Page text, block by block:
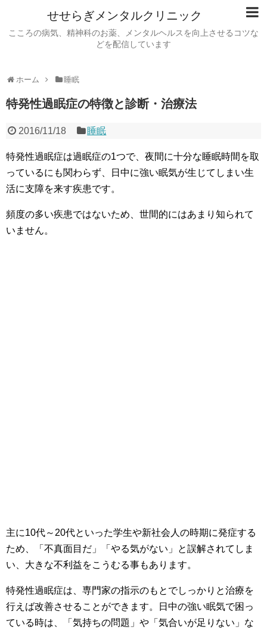
せせらぎメンタルクリニック
こころの病気、精神科のお薬、メンタルヘルスを向上させるコツな
どを配信しています
ホーム 睡眠
特発性過眠症の特徴と診断・治療法
2016/11/18 睡眠
特発性過眠症は過眠症の1つで、夜間に十分な睡眠時間を取
っているにも関わらず、日中に強い眠気が生じてしまい生
活に支障を来す疾患です。
頻度の多い疾患ではないため、世間的にはあまり知られて
いません。
主に10代～20代といった学生や新社会人の時期に発症する
ため、「不真面目だ」「やる気がない」と誤解されてしま
い、大きな不利益をこうむる事もあります。
特発性過眠症は、専門家の指示のもとでしっかりと治療を
行えば改善させることができます。日中の強い眠気で困っ
ている時は、「気持ちの問題」や「気合いが足りない」な